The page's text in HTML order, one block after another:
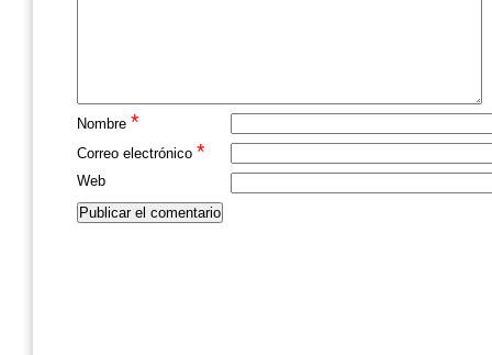
Nombre *
Correo electrónico *
Web